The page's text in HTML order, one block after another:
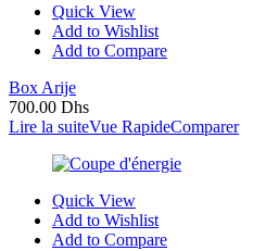
Quick View
Add to Wishlist
Add to Compare
Box Arije
700.00 Dhs
Lire la suiteVue RapideComparer
Quick View
Add to Wishlist
Add to Compare